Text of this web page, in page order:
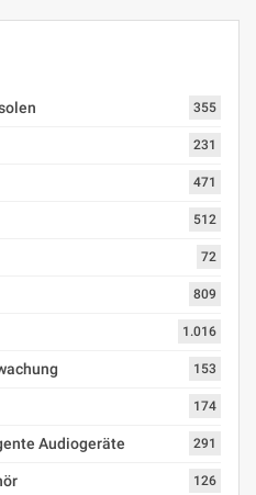
355
231
471
512
72
809
1.016
153
174
Audiogeräte 291
126